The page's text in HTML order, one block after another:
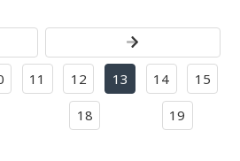
11 12 13 14 15
18 19